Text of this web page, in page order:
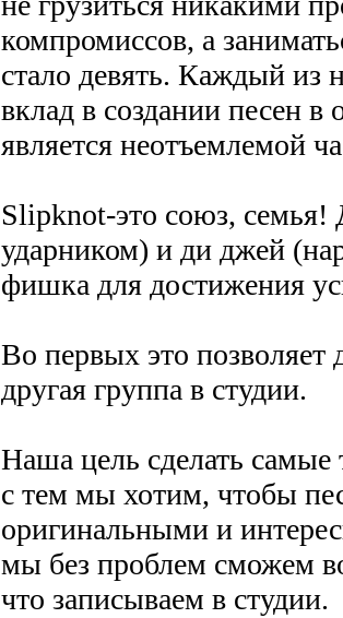
компромиссов, а
стало девять. Каждый из
вклад в создании песен
является неотъемлемой
Slipknot-это союз, семья!
ударником) и ди джей
фишка для достижения
Во первых это позволяет
другая группа в студии.
Наша цель сделать
с тем мы хотим, чтобы
оригинальными и
мы без проблем сможем
что записываем в студии.